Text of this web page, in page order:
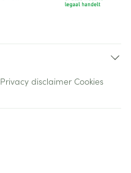
Privacy disclaimer Cookies